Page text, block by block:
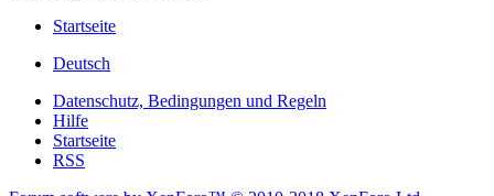
Startseite
Deutsch
Datenschutz, Bedingungen und Regeln
Hilfe
Startseite
RSS